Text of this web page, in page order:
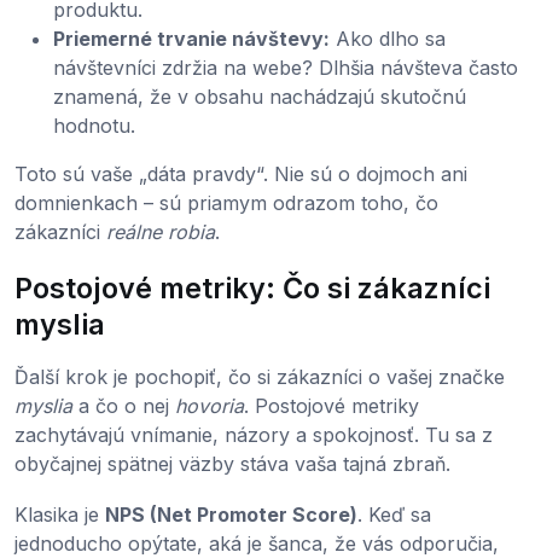
produktu.
Priemerné trvanie návštevy: Ako dlho sa
návštevníci zdržia na webe? Dlhšia návšteva často
znamená, že v obsahu nachádzajú skutočnú
hodnotu.
Toto sú vaše „dáta pravdy“. Nie sú o dojmoch ani
domnienkach – sú priamym odrazom toho, čo
zákazníci reálne robia.
Postojové metriky: Čo si zákazníci
myslia
Ďalší krok je pochopiť, čo si zákazníci o vašej značke
mysliaa čo o nej hovoria. Postojové metriky
zachytávajú vnímanie, názory a spokojnosť. Tu sa z
obyčajnej spätnej väzby stáva vaša tajná zbraň.
Klasika je NPS (Net Promoter Score). Keď sa
jednoducho opýtate, aká je šanca, že vás odporučia,